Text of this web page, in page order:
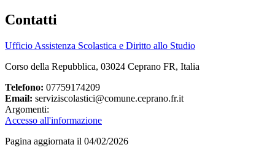
Contatti
Ufficio Assistenza Scolastica e Diritto allo Studio
Corso della Repubblica, 03024 Ceprano FR, Italia
Telefono: 07759174209
Email: serviziscolastici@comune.ceprano.fr.it
Argomenti:
Accesso all'informazione
Pagina aggiornata il 04/02/2026